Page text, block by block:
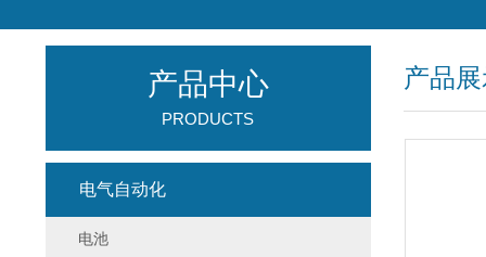
产品
产品中心
PRODUCTS
电气自动化
电池